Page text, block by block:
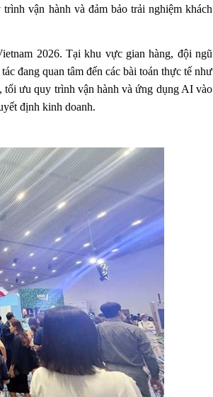
vận hành và đảm bảo trải nghiệm khách
2026. Tại khu vực gian hàng, đội ngũ
đang quan tâm đến các bài toán thực tế như
tối ưu quy trình vận hành và ứng dụng AI vào
định kinh doanh.